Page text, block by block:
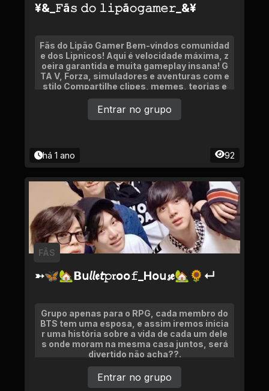
¥&_𝙵ã𝚜 𝚍𝚘 𝚕𝚒𝚙ã𝚘𝚐𝚊𝚖𝚎𝚛_&¥
Fãs do Lipão Gamer Bem-vindos comunidad
e dos Lipnicos! Aqui é velocidade máxima, z
oeira garantida e muita gameplay insana! G
TA V, Forza, simuladores e aventuras com e
stilo Compartilhe clipes, memes, teorias e
momentos épicos
há 1 ano 92
Entrar no grupo
➳🦋🏡𝗕𝗎𝘭𝘭𝖊𝘵𝚙𝔯օօ𝚏_Ηօ𝗎𝓼𝖊🏡🌻↵
FÃS
Grupo apenas para o RPG, cada membro do
BTS tem uma esposa, e assim iremos inicia
r uma história sobre a vida de cada um dele
s onde moram na mesma casa juntos, será
divertido não acha??.
Entrar no grupo